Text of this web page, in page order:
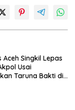
Aceh Singkil Lepas
Usai
Taruna Bakti di